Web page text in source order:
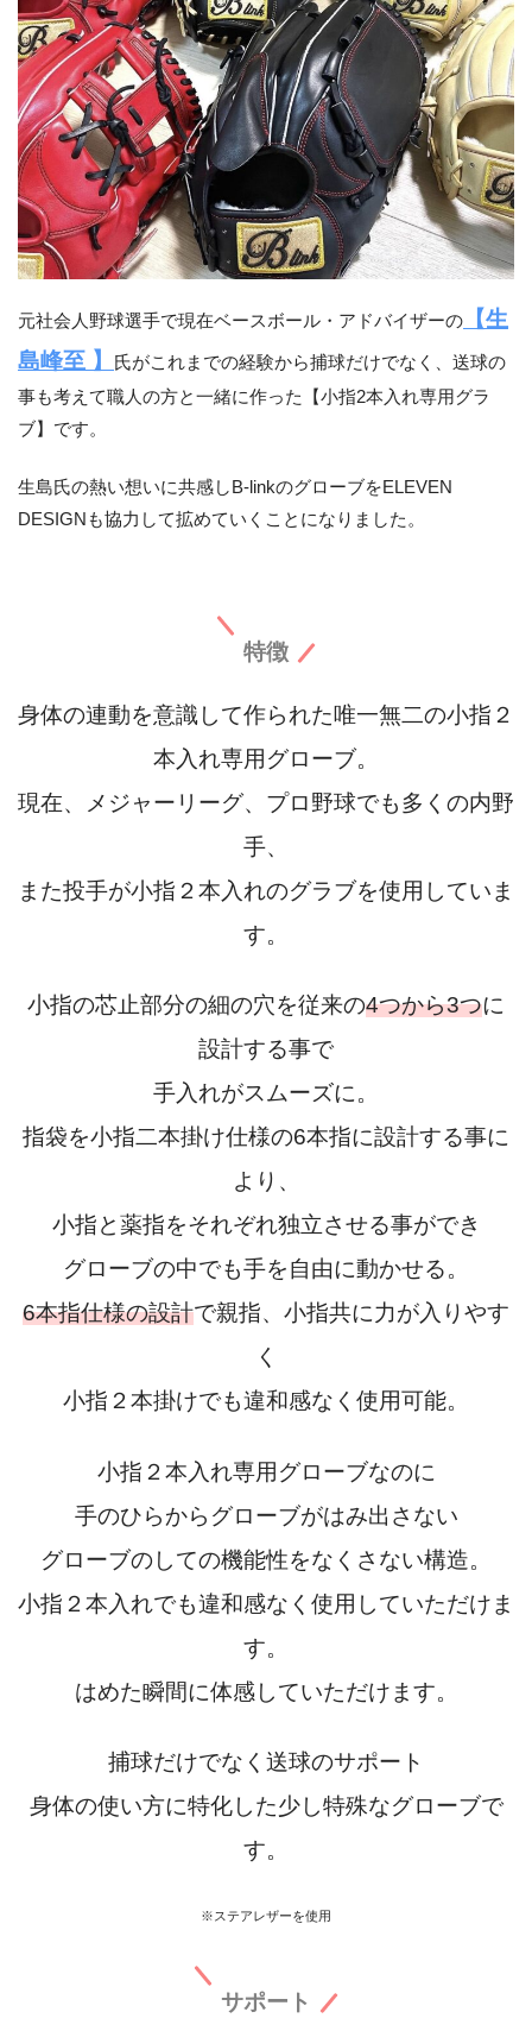
元社会人野球選手で現在ベースボール・アドバイザーの
【生
島峰至 】
氏がこれまでの経験から捕球だけでなく、送球の
事も考えて職人の方と一緒に作った【小指2本入れ専用グラ
ブ】です。
生島氏の熱い想いに共感しB-linkのグローブをELEVEN
DESIGNも協力して拡めていくことになりました。
特徴
身体の連動を意識して作られた唯一無二の小指２
本入れ専用グローブ。
現在、メジャーリーグ、プロ野球でも多くの内野
手、
また投手が小指２本入れのグラブを使用していま
す。
小指の芯止部分の細の穴を従来の4つから3つに
設計する事で
手入れがスムーズに。
指袋を小指二本掛け仕様の6本指に設計する事に
より、
小指と薬指をそれぞれ独立させる事ができ
グローブの中でも手を自由に動かせる。
6本指仕様の設計で親指、小指共に力が入りやす
く
小指２本掛けでも違和感なく使用可能。
小指２本入れ専用グローブなのに
手のひらからグローブがはみ出さない
グローブのしての機能性をなくさない構造。
小指２本入れでも違和感なく使用していただけま
す。
はめた瞬間に体感していただけます。
捕球だけでなく送球のサポート
身体の使い方に特化した少し特殊なグローブで
す。
※ステアレザーを使用
サポート